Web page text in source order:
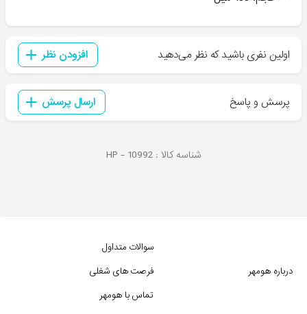
اولین نفری باشید که نظر می‌دهید افزودن نظر
پرسش و پاسخ ارسال پرسش
شناسه کالا : HP - 10992
درباره هومهر
سوالات متداول
فرصت های شغلی
تماس با هومهر